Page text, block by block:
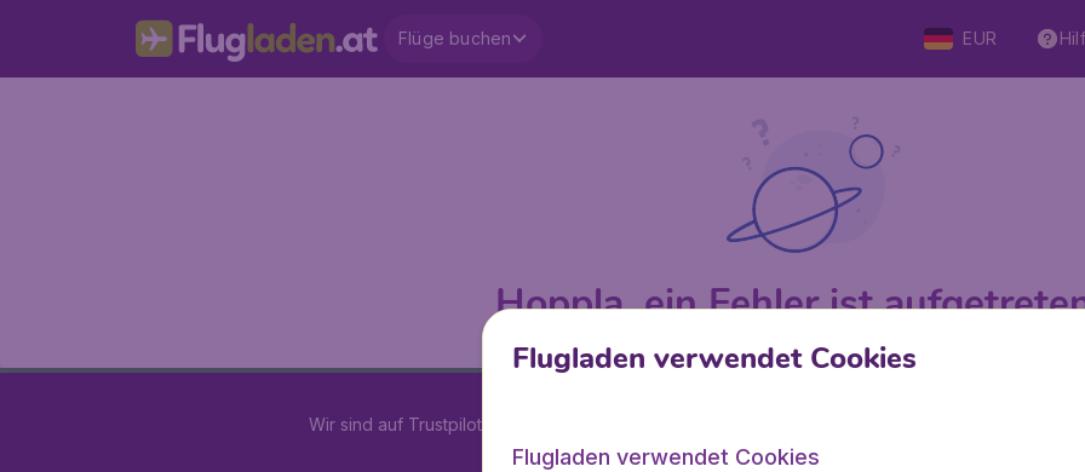
Flüge buchen EUR
Hoppla, ein Fehler ist
Wir sind auf Trustpilot mit
Flugladen verwendet Cookies
Flugladen verwendet Cookies